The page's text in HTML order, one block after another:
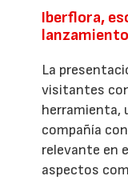
Iberflora,
lanzamiento
La
visitantes
herramienta,
compañía
relevante en
aspectos